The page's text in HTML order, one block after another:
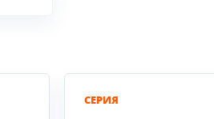
СЕРИЯ